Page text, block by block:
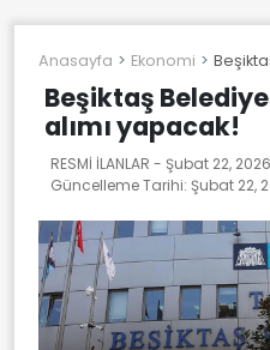
Anasayfa Ekonomi
Beşiktaş
alımı yapacak!
RESMİ İLANLAR - Şubat 22,
Güncelleme Tarihi: Şubat 22,